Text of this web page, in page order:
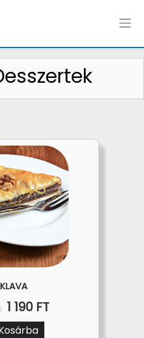
1 190 FT